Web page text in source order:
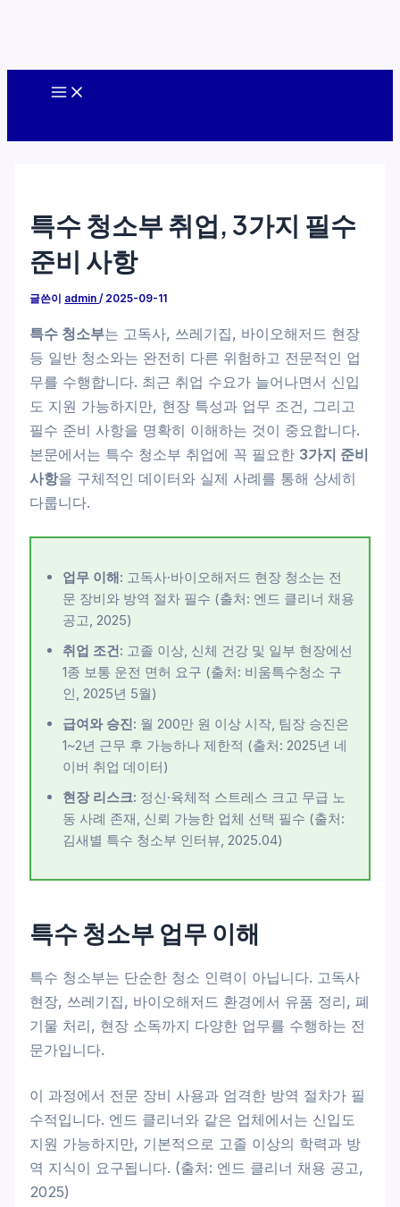
Main
특수 청소부 취업, 3가지 필수
준비 사항
글쓴이 admin/ 2025-09-11
특수 청소부는 고독사, 쓰레기집, 바이오해저드 현장
등 일반 청소와는 완전히 다른 위험하고 전문적인 업
무를 수행합니다. 최근 취업 수요가 늘어나면서 신입
도 지원 가능하지만, 현장 특성과 업무 조건, 그리고
필수 준비 사항을 명확히 이해하는 것이 중요합니다.
본문에서는 특수 청소부 취업에 꼭 필요한 3가지 준비
사항을 구체적인 데이터와 실제 사례를 통해 상세히
다룹니다.
업무 이해: 고독사·바이오해저드 현장 청소는 전
문 장비와 방역 절차 필수 (출처: 엔드 클리너 채용
공고, 2025)
취업 조건: 고졸 이상, 신체 건강 및 일부 현장에선
1종 보통 운전 면허 요구 (출처: 비움특수청소 구
인, 2025년 5월)
급여와 승진: 월 200만 원 이상 시작, 팀장 승진은
1~2년 근무 후 가능하나 제한적 (출처: 2025년 네
이버 취업 데이터)
현장 리스크: 정신·육체적 스트레스 크고 무급 노
동 사례 존재, 신뢰 가능한 업체 선택 필수 (출처:
김새별 특수 청소부 인터뷰, 2025.04)
특수 청소부 업무 이해
특수 청소부는 단순한 청소 인력이 아닙니다. 고독사
현장, 쓰레기집, 바이오해저드 환경에서 유품 정리, 폐
기물 처리, 현장 소독까지 다양한 업무를 수행하는 전
문가입니다.
이 과정에서 전문 장비 사용과 엄격한 방역 절차가 필
수적입니다. 엔드 클리너와 같은 업체에서는 신입도
지원 가능하지만, 기본적으로 고졸 이상의 학력과 방
역 지식이 요구됩니다. (출처: 엔드 클리너 채용 공고,
2025)